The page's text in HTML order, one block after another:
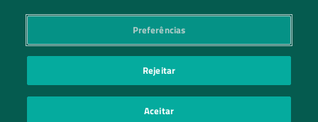
Siga nossas redes sociais
Entre em Contato
PREFERÊNCIAS DE PRIVACIDADE
Preferências
Rejeitar
Aceitar